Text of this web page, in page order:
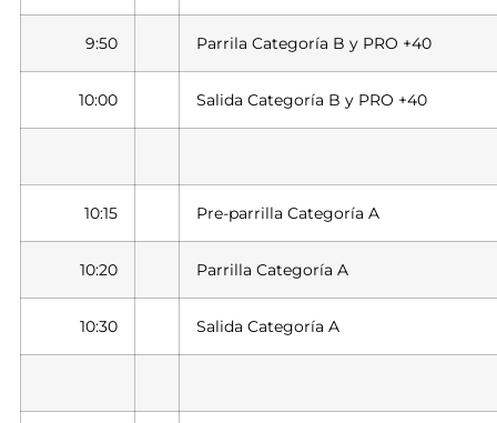
9:50 Parrila Categoría B y PRO +40
10:00 Salida Categoría B y PRO +40
10:15 Pre-parrilla Categoría A
10:20 Parrilla Categoría A
10:30 Salida Categoría A